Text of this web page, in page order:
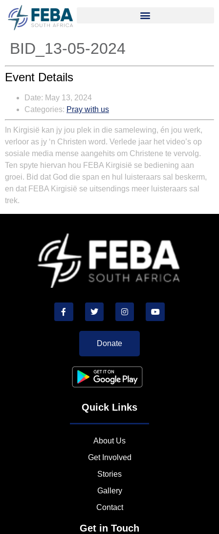
BID_13-05-2024
Event Details
Date: May 13, 2024
Categories: Pray with us
In Kirgisië kan jy jou plek in die samelewing, én jou werk,
verloor as jy ‘n Christen word. Verlede jaar het video’s op
sosiale media mense aangehits om Christene te vervolg.
Ten spyte hiervan hou FEBA Kirgisië se bediening aan
groei. Bid dat God die span en hul luisteraars sal beskerm,
en dat FEBA Kirgisië se uitsendings meer luisteraars sal
trek.
Donate
Quick Links
About Us
Get Involved
Stories
Gallery
Contact
Get in Touch